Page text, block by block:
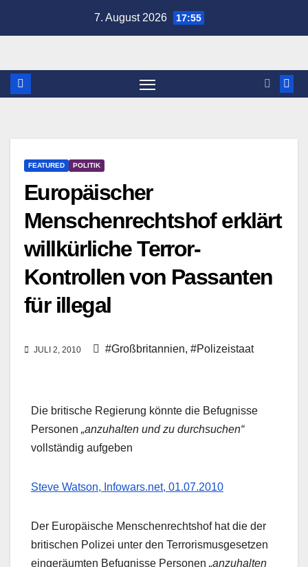
7. August 2026 17:55
FEATURED POLITIK
Europäischer
Menschenrechtshof erklärt
willkürliche Terror-
Kontrollen von Passanten
für illegal
JULI 2, 2010 #Großbritannien, #Polizeistaat
Die britische Regierung könnte die Befugnisse
Personen „anzuhalten und zu durchsuchen“
vollständig aufgeben
Steve Watson, Infowars.net, 01.07.2010
Der Europäische Menschenrechtshof hat die der
britischen Polizei unter den Terrorismusgesetzen
eingeräumten Befugnisse Personen „anzuhalten